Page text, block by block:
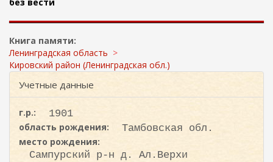
и
с
к
а
Книга памяти:
Ленинградская область
Кировский район (Ленинградская обл.)
Учетные данные
г.р.:
1901
область рождения:
Тамбовская обл.
место рождения:
Сампурский р-н д. Ал.Верхи